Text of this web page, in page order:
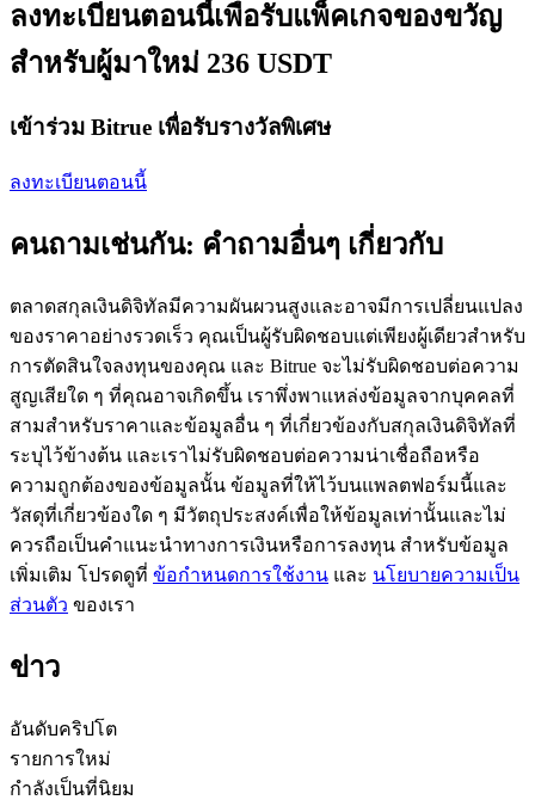
เป็นเทรดเดอร์คัดลอก
เพลิดเพลินกับการแบ่งปันผลกำไรและค่าคอมมิชชั่นการคัด
ลอกการซื้อขาย
ข้อมูล
การวิเคราะห์ข้อมูลขนาดใหญ่ รวมถึงข้อมูลการค้า ฯลฯ
ลงทะเบียนตอนนี้เพื่อรับแพ็คเกจของขวัญ
สำหรับผู้มาใหม่ 236 USDT
เข้าร่วม Bitrue เพื่อรับรางวัลพิเศษ
ลงทะเบียนตอนนี้
คนถามเช่นกัน: คำถามอื่นๆ เกี่ยวกับ
ตลาดสกุลเงินดิจิทัลมีความผันผวนสูงและอาจมีการเปลี่ยนแปลง
ของราคาอย่างรวดเร็ว คุณเป็นผู้รับผิดชอบแต่เพียงผู้เดียวสำหรับ
การตัดสินใจลงทุนของคุณ และ Bitrue จะไม่รับผิดชอบต่อความ
สูญเสียใด ๆ ที่คุณอาจเกิดขึ้น เราพึ่งพาแหล่งข้อมูลจากบุคคลที่
สามสำหรับราคาและข้อมูลอื่น ๆ ที่เกี่ยวข้องกับสกุลเงินดิจิทัลที่
ระบุไว้ข้างต้น และเราไม่รับผิดชอบต่อความน่าเชื่อถือหรือ
ความถูกต้องของข้อมูลนั้น ข้อมูลที่ให้ไว้บนแพลตฟอร์มนี้และ
วัสดุที่เกี่ยวข้องใด ๆ มีวัตถุประสงค์เพื่อให้ข้อมูลเท่านั้นและไม่
ควรถือเป็นคำแนะนำทางการเงินหรือการลงทุน สำหรับข้อมูล
เพิ่มเติม โปรดดูที่ ข้อกำหนดการใช้งาน และ นโยบายความเป็น
ส่วนตัว ของเรา
ข่าว
อันดับคริปโต
รายการใหม่
กำลังเป็นที่นิยม